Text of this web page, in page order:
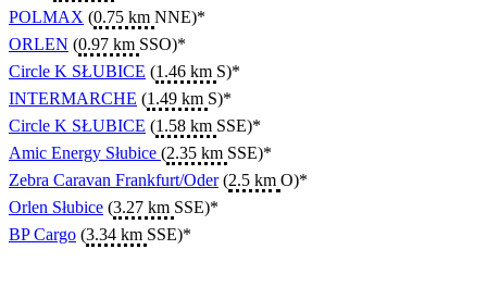
POLMAX (0.75 km NNE)*
ORLEN (0.97 km SSO)*
Circle K SŁUBICE (1.46 km S)*
INTERMARCHE (1.49 km S)*
Circle K SŁUBICE (1.58 km SSE)*
Amic Energy Słubice (2.35 km SSE)*
Zebra Caravan Frankfurt/Oder(2.5 km O)*
Orlen Słubice (3.27 km SSE)*
BP Cargo (3.34 km SSE)*